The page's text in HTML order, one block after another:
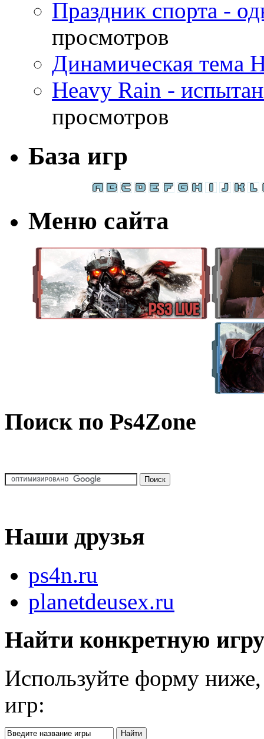
Праздник спорта -
просмотров
Динамическая тема
Heavy Rain -
просмотров
База игр
Меню сайта
Поиск по Ps4Zone
Наши друзья
ps4n.ru
planetdeusex.ru
Найти конкретную
Используйте форму
игр: